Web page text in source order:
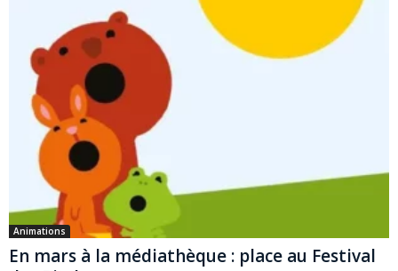
Animations
En mars à la médiathèque : place au Festival